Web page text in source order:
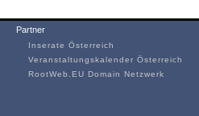
Partner
Inserate Österreich
Veranstaltungskalender Österreich
RootWeb.EU Domain Netzwerk